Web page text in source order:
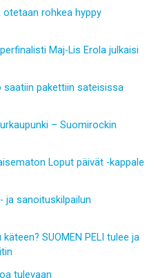
rohkea hyppy
Maj-Lis Erola julkaisi
saatiin pakettiin sateisissa
– Suomirockin
Loput päivät -kappale
ja sanoituskilpailun
SUOMEN PELI tulee ja
tulevaan